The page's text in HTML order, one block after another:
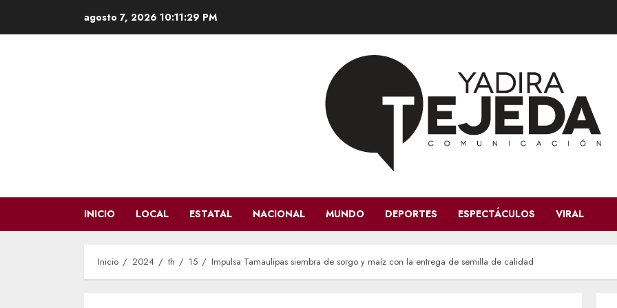
agosto 7, 2026 10:11:30 PM
INICIO LOCAL ESTATAL NACIONAL MUNDO DEPORTES ESPECTÁCULOS VIRAL
Inicio 2024 th 15 Impulsa Tamaulipas siembra de sorgo y maíz con la entrega de semilla de calidad